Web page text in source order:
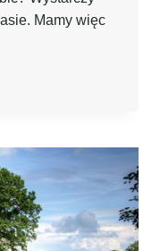
Mamy więc